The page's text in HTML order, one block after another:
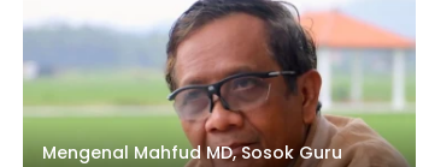
Mengenal Mahfud MD, Sosok Guru